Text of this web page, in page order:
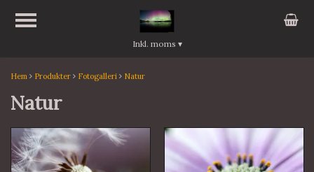
Hem Produkter Fotogalleri Natur
Natur
Inkl. moms ▾